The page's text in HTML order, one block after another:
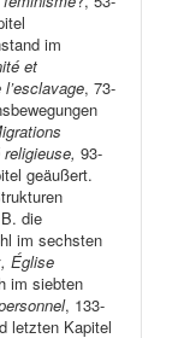
im
et
, 73-
religieuse,93-
geäußert.
die
im sechsten
Église
im siebten
, 133-
letzten Kapitel